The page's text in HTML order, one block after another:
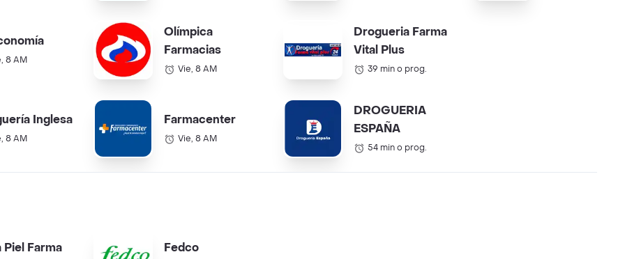
8 AM
Inglesa
8 AM
Olímpica
Farmacias
Vie, 8 AM
Farmacenter
Vie, 8 AM
Drogueria Farma
Vital Plus
39 min o prog.
DROGUERIA
ESPAÑA
54 min o prog.
Piel Farma Fedco